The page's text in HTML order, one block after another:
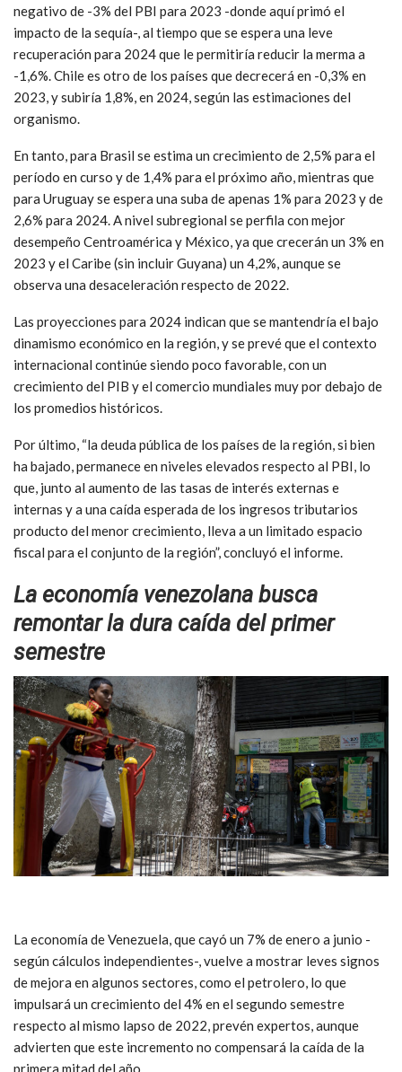
negativo de -3% del PBI para 2023 -donde aquí primó el
impacto de la sequía-, al tiempo que se espera una leve
recuperación para 2024 que le permitiría reducir la merma a
-1,6%. Chile es otro de los países que decrecerá en -0,3% en
2023, y subiría 1,8%, en 2024, según las estimaciones del
organismo.
En tanto, para Brasil se estima un crecimiento de 2,5% para el
período en curso y de 1,4% para el próximo año, mientras que
para Uruguay se espera una suba de apenas 1% para 2023 y de
2,6% para 2024. A nivel subregional se perfila con mejor
desempeño Centroamérica y México, ya que crecerán un 3% en
2023 y el Caribe (sin incluir Guyana) un 4,2%, aunque se
observa una desaceleración respecto de 2022.
Las proyecciones para 2024 indican que se mantendría el bajo
dinamismo económico en la región, y se prevé que el contexto
internacional continúe siendo poco favorable, con un
crecimiento del PIB y el comercio mundiales muy por debajo de
los promedios históricos.
Por último, “la deuda pública de los países de la región, si bien
ha bajado, permanece en niveles elevados respecto al PBI, lo
que, junto al aumento de las tasas de interés externas e
internas y a una caída esperada de los ingresos tributarios
producto del menor crecimiento, lleva a un limitado espacio
fiscal para el conjunto de la región”, concluyó el informe.
La economía venezolana busca
remontar la dura caída del primer
semestre
La economía de Venezuela, que cayó un 7% de enero a junio -
según cálculos independientes-, vuelve a mostrar leves signos
de mejora en algunos sectores, como el petrolero, lo que
impulsará un crecimiento del 4% en el segundo semestre
respecto al mismo lapso de 2022, prevén expertos, aunque
advierten que este incremento no compensará la caída de la
primera mitad del año.